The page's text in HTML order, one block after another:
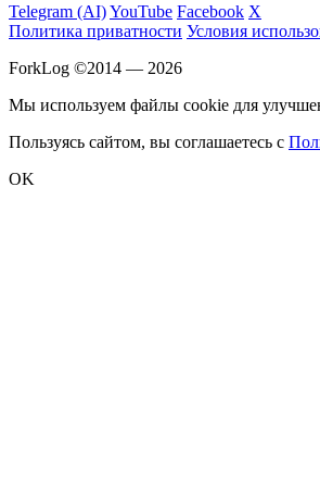
Telegram (AI)YouTube Facebook X
Политика приватности Условия
ForkLog ©2014 — 2026
Мы используем файлы cookie для
Пользуясь сайтом, вы соглашаетесь с
OK